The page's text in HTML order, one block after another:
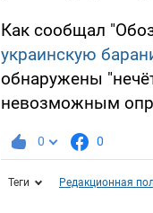
Как сообщал
украинскую
обнаружены
невозможным
0 0
Теги Редакционная